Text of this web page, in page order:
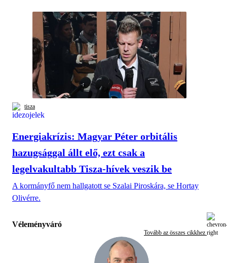
tisza
Energiakrízis: Magyar Péter orbitális
hazugsággal állt elő, ezt csak a
legelvakultabb Tisza-hívek veszik be
A kormányfő nem hallgatott se Szalai Piroskára, se Hortay
Olivérre.
Véleményváró
Tovább az összes cikkhez